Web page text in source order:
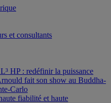
et consultants
HP : redéfinir la puissance
fait son show au Buddha-
Carlo
fiabilité et haute